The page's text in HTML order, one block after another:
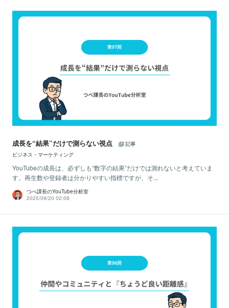
成長を“結果”だけで測らない視点
記事
ビジネス・マーケティング
YouTubeの成長は、必ずしも“数字の結果”だけでは測れないと考えていま
す。再生数や登録者は分かりやすい指標ですが、そ...
つべ課長のYouTube分析室
2025/09/20 02:08